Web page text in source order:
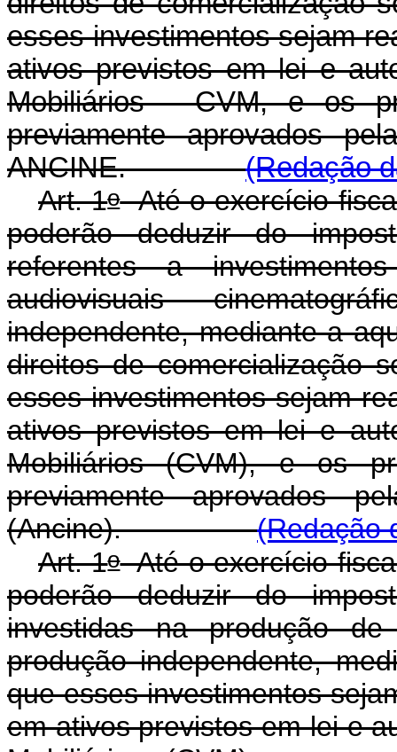
esses investimentos sejam
ativos previstos em lei e
Mobiliários - CVM, e os
previamente aprovados
ANCINE.(Redação
Art. 1oAté o exercício
poderão deduzir do
referentes a
audiovisuais
independente, mediante a
direitos de comercialização
esses investimentos sejam
ativos previstos em lei e
Mobiliários (CVM), e os
previamente aprovados
(Ancine).(Redação
Art. 1oAté o exercício
poderão deduzir do
investidas na produção
produção independente,
que esses investimentos
em ativos previstos em lei e